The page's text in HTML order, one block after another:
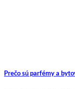
Prečo sú parfémy a